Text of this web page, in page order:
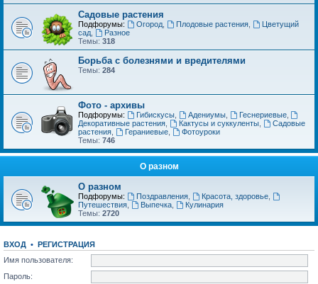
Садовые растения
Подфорумы: Огород, Плодовые растения,
Цветущий
сад
Разное
Темы: 318
Борьба с болезнями и вредителями
Темы: 284
Фото - архивы
Подфорумы: Гибискусы, Адениумы, Геснериевые,
Декоративные растения
Кактусы и суккуленты,
Садовые
растения
Гераниевые,
Фотоуроки
Темы: 746
О разном
О разном
Подфорумы: Поздравления, Красота, здоровье,
Путешествия
Выпечка,
Кулинария
Темы: 2720
ВХОД • РЕГИСТРАЦИЯ
Имя пользователя:
Пароль: